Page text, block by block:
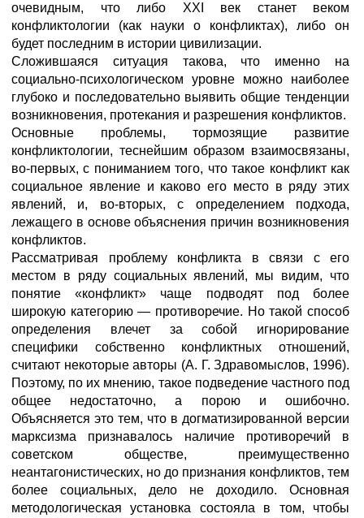
очевидным, что либо XXI век станет веком
конфликтологии (как науки о конфликтах), либо он
будет последним в истории цивилизации.
Сложившаяся ситуация такова, что именно на
социально-психологическом уровне можно наиболее
глубоко и последовательно выявить общие тенденции
возникновения, протекания и разрешения конфликтов.
Основные проблемы, тормозящие развитие
конфликтологии, теснейшим образом взаимосвязаны,
во-первых, с пониманием того, что такое конфликт как
социальное явление и каково его место в ряду этих
явлений, и, во-вторых, с определением подхода,
лежащего в основе объяснения причин возникновения
конфликтов.
Рассматривая проблему конфликта в связи с его
местом в ряду социальных явлений, мы видим, что
понятие «конфликт» чаще подводят под более
широкую категорию — противоречие. Но такой способ
определения влечет за собой игнорирование
специфики собственно конфликтных отношений,
считают некоторые авторы (А. Г. Здравомыслов, 1996).
Поэтому, по их мнению, такое подведение частного под
общее недостаточно, а порою и ошибочно.
Объясняется это тем, что в догматизированной версии
марксизма признавалось наличие противоречий в
советском обществе, преимущественно
неантагонистических, но до признания конфликтов, тем
более социальных, дело не доходило. Основная
методологическая установка состояла в том, чтобы